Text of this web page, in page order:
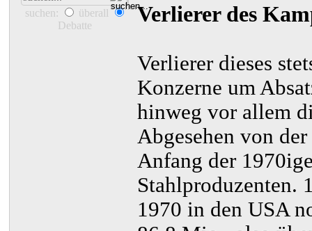
suchen:
überall
Debatte
Verlierer des
Verlierer dieses
Konzerne um
hinweg vor allem
Abgesehen von
Anfang der
Stahlproduzenten.
1970 in den USA